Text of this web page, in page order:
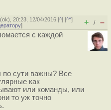
(ok), 20:23, 12/04/2016 [^] [^^]
] + / –
с каждой
по сути важны? Все
как
или команды, или
то уж точно